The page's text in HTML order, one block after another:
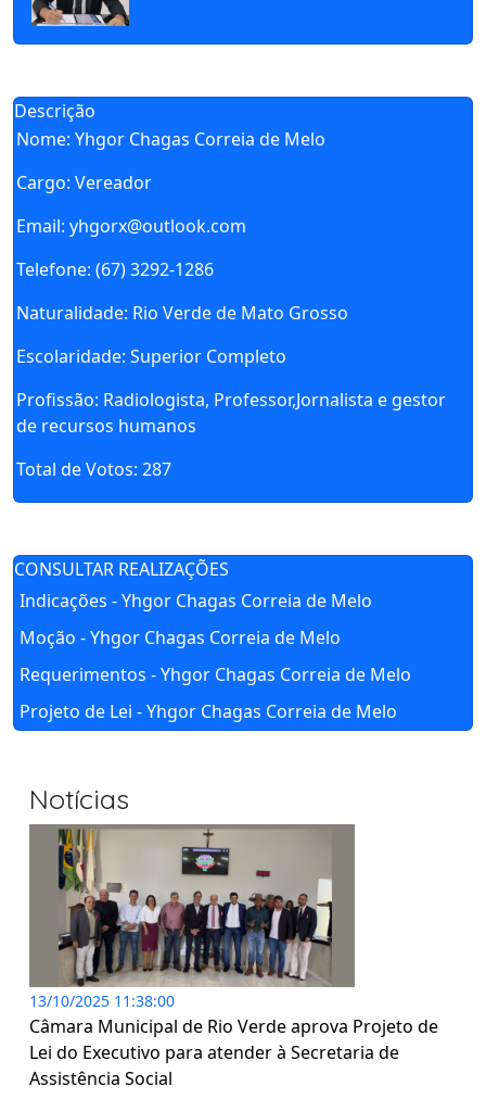
Descrição
Nome: Yhgor Chagas Correia de Melo
Cargo: Vereador
Email: yhgorx@outlook.com
Telefone: (67) 3292-1286
Naturalidade: Rio Verde de Mato Grosso
Escolaridade: Superior Completo
Profissão: Radiologista, Professor,Jornalista e gestor
de recursos humanos
Total de Votos: 287
CONSULTAR REALIZAÇÕES
Indicações - Yhgor Chagas Correia de Melo
Moção - Yhgor Chagas Correia de Melo
Requerimentos - Yhgor Chagas Correia de Melo
Projeto de Lei - Yhgor Chagas Correia de Melo
Notícias
13/10/2025 11:38:00
Câmara Municipal de Rio Verde aprova Projeto de
Lei do Executivo para atender à Secretaria de
Assistência Social